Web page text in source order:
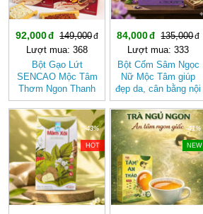
92,000
149,000
Lượt mua: 368
Bột Gạo Lứt
SENCAO Mộc Tâm
Thơm Ngon Thanh
Nhẹ, Phù Hợp Ăn
Kiêng
84,000
135,000
Lượt mua: 333
Bột Cốm Sâm Ngọc
Nữ Mộc Tâm giúp
đẹp da, cân bằng nội
tiết tố nữ
-43%
HOT
-41%
NEW